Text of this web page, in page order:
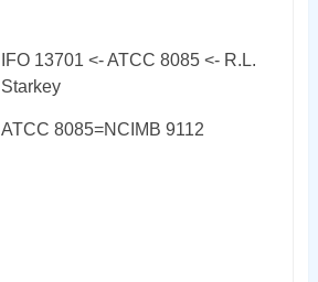
IFO 13701 <- ATCC 8085 <- R.L.
Starkey
ATCC 8085=NCIMB 9112